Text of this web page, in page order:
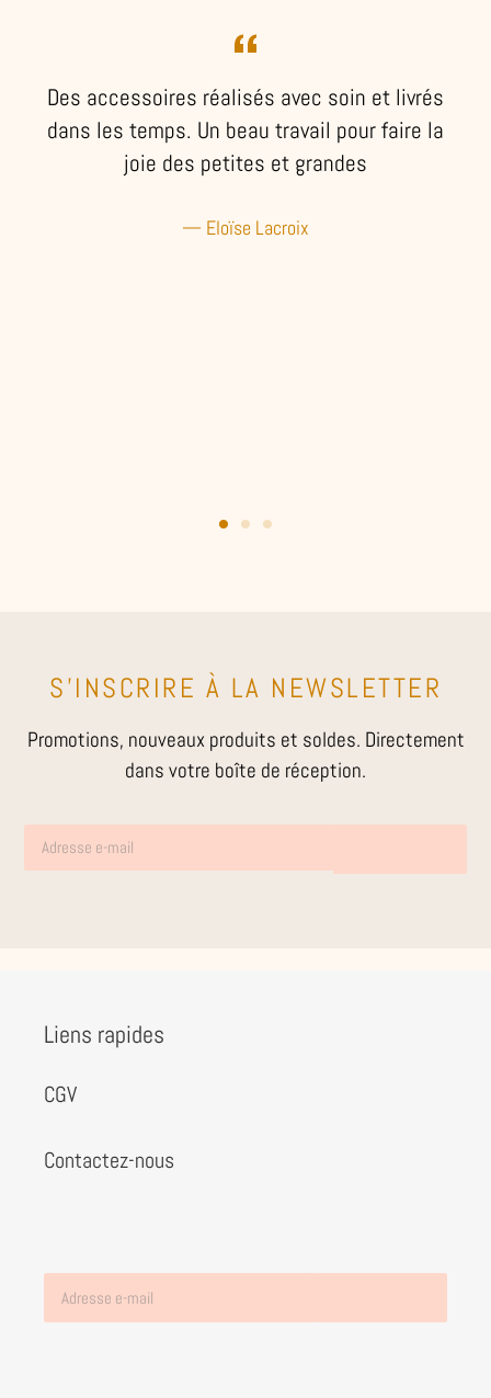
Des accessoires réalisés avec soin et livrés
dans les temps. Un beau travail pour faire la
joie des petites et grandes
Eloïse Lacroix
S'INSCRIRE À LA NEWSLETTER
Promotions, nouveaux produits et soldes. Directement
dans votre boîte de réception.
Liens rapides
CGV
Contactez-nous